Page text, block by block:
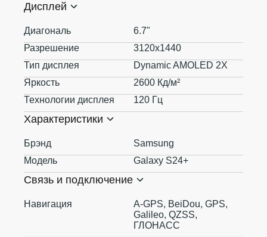
Дисплей
Диагональ
6.7"
Разрешение
3120x1440
Тип дисплея
Dynamic AMOLED 2X
Яркость
2600 Кд/м²
Технологии дисплея
120 Гц
Характеристики
Брэнд
Samsung
Модель
Galaxy S24+
Связь и подключение
Навигация
A-GPS, BeiDou, GPS,
Galileo, QZSS,
ГЛОНАСС